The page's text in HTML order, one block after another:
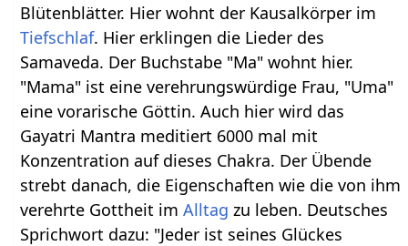
Blütenblätter. Hier wohnt der Kausalkörper im
Tiefschlaf. Hier erklingen die Lieder des
Samaveda. Der Buchstabe "Ma" wohnt hier.
"Mama" ist eine verehrungswürdige Frau, "Uma"
eine vorarische Göttin. Auch hier wird das
Gayatri Mantra meditiert 6000 mal mit
Konzentration auf dieses Chakra. Der Übende
strebt danach, die Eigenschaften wie die von ihm
verehrte Gottheit imAlltag zu leben. Deutsches
Sprichwort dazu: "Jeder ist seines Glückes